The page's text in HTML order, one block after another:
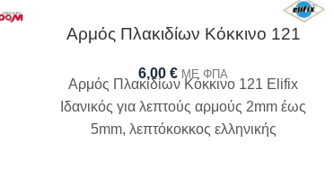
Αρμός Πλακιδίων Κόκκινο 121
6,00 € ΜΕ ΦΠΑ
Αρμός Πλακιδίων Κόκκινο 121 Elifix
Ιδανικός για λεπτούς αρμούς 2mm έως
5mm, λεπτόκοκκος ελληνικής